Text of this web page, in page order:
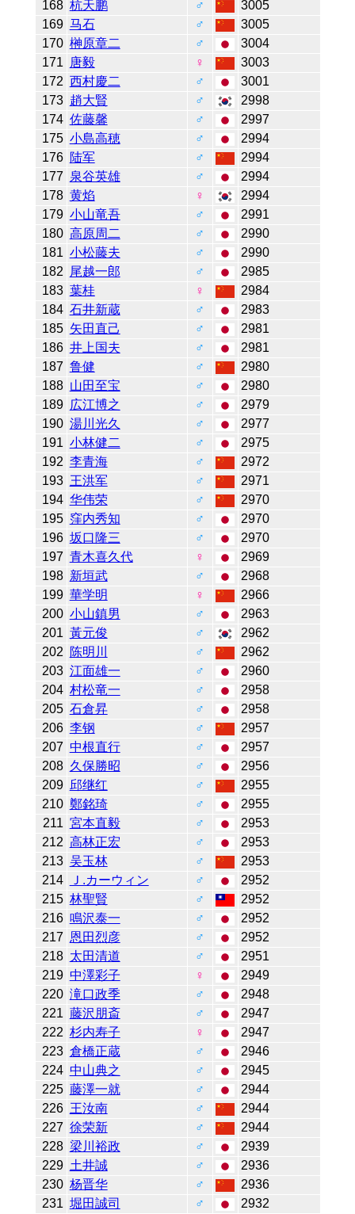
168 杭天鹏 ♂
3005
169 马石 ♂
3005
170 榊原章二 ♂
3004
171
唐毅 ♀
3003
172 西村慶二 ♂
3001
173 趙大賢 ♂
2998
174 佐藤馨 ♂
2997
175 小島高穂 ♂
2994
176 陆军 ♂
2994
177 泉谷英雄 ♂
2994
178 黄焰 ♀
2994
179 小山竜吾 ♂
2991
180 高原周二 ♂
2990
181 小松藤夫 ♂
2990
182
尾越一郎 ♂
2985
183 葉桂 ♀
2984
184 石井新蔵 ♂
2983
185 矢田直己 ♂
2981
186 井上国夫 ♂
2981
187 鲁健 ♂
2980
188 山田至宝 ♂
2980
189 広江博之 ♂
2979
190 湯川光久 ♂
2977
191 小林健二 ♂
2975
192 李青海 ♂
2972
193 王洪军 ♂
2971
194 华伟荣 ♂
2970
195 窪内秀知 ♂
2970
196 坂口隆三 ♂
2970
197 青木喜久代 ♀
2969
198 新垣武 ♂
2968
199 華学明 ♀
2966
200 小山鎮男 ♂
2963
201 黃元俊 ♂
2962
202
陈明川 ♂
2962
203 江面雄一 ♂
2960
204 村松竜一 ♂
2958
205 石倉昇 ♂
2958
206 李钢 ♂
2957
207 中根直行 ♂
2957
208 久保勝昭 ♂
2956
209 邱继红 ♂
2955
210 鄭銘琦 ♂
2955
211 宮本直毅 ♂
2953
212 高林正宏 ♂
2953
213 吴玉林 ♂
2953
214
Ｊ.カーウィン ♂
2952
215 林聖賢 ♂
2952
216 鳴沢泰一 ♂
2952
217 恩田烈彦 ♂
2952
218 太田清道 ♂
2951
219 中澤彩子 ♀
2949
220 滝口政季 ♂
2948
221 藤沢朋斎 ♂
2947
222 杉内寿子 ♀
2947
223 倉橋正蔵 ♂
2946
224 中山典之 ♂
2945
225 藤澤一就 ♂
2944
226 王汝南 ♂
2944
227 徐荣新 ♂
2944
228 梁川裕政 ♂
2939
229 土井誠 ♂
2936
230 杨晋华 ♂
2936
231 堀田誠司 ♂ 2932